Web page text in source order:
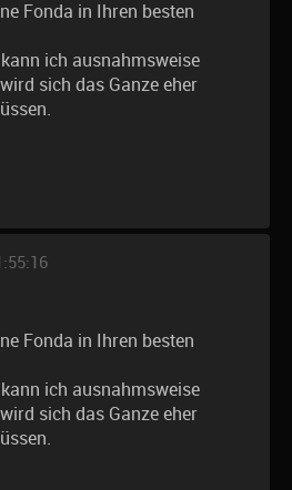
Fonda in Ihren besten
ich ausnahmsweise
sich das Ganze eher
Fonda in Ihren besten
ich ausnahmsweise
sich das Ganze eher